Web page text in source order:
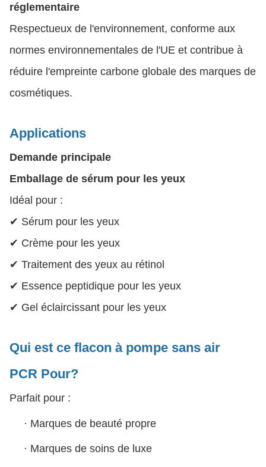
réglementaire
Respectueux de l'environnement, conforme aux
normes environnementales de l'UE et contribue à
réduire l'empreinte carbone globale des marques de
cosmétiques.
Applications
Demande principale
Emballage de sérum pour les yeux
Idéal pour :
✔ Sérum pour les yeux
✔ Crème pour les yeux
✔ Traitement des yeux au rétinol
✔ Essence peptidique pour les yeux
✔ Gel éclaircissant pour les yeux
Qui est ce flacon à pompe sans air
PCR Pour?
Parfait pour :
· Marques de beauté propre
· Marques de soins de luxe